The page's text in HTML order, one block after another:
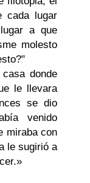
cada lugar
a que
molesto
donde
le llevara
se dio
venido
miraba con
le sugirió a